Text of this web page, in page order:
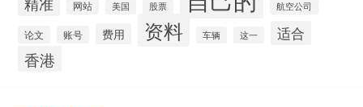
网站 美国 股票 航空公司
论文 账号 费用 资料 车辆 这一 适合
香港